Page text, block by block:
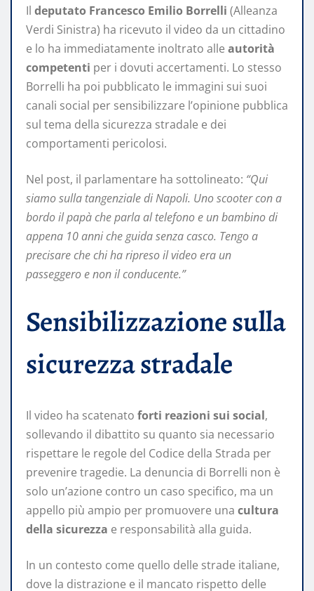
Il deputato Francesco Emilio Borrelli (Alleanza
Verdi Sinistra) ha ricevuto il video da un cittadino
e lo ha immediatamente inoltrato alle autorità
competenti per i dovuti accertamenti. Lo stesso
Borrelli ha poi pubblicato le immagini sui suoi
canali social per sensibilizzare l’opinione pubblica
sul tema della sicurezza stradale e dei
comportamenti pericolosi.
Nel post, il parlamentare ha sottolineato: “Qui
siamo sulla tangenziale di Napoli. Uno scooter con a
bordo il papà che parla al telefono e un bambino di
appena 10 anni che guida senza casco. Tengo a
precisare che chi ha ripreso il video era un
passeggero e non il conducente.”
Sensibilizzazione sulla
sicurezza stradale
Il video ha scatenato forti reazioni sui social,
sollevando il dibattito su quanto sia necessario
rispettare le regole del Codice della Strada per
prevenire tragedie. La denuncia di Borrelli non è
solo un’azione contro un caso specifico, ma un
appello più ampio per promuovere una cultura
della sicurezza e responsabilità alla guida.
In un contesto come quello delle strade italiane,
dove la distrazione e il mancato rispetto delle